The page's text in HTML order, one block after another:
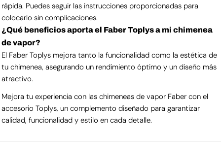
rápida. Puedes seguir las instrucciones proporcionadas para
colocarlo sin complicaciones.
¿Qué beneficios aporta el Faber Toplys a mi chimenea
de vapor?
El Faber Toplys mejora tanto la funcionalidad como la estética de
tu chimenea, asegurando un rendimiento óptimo y un diseño más
atractivo.
Mejora tu experiencia con las chimeneas de vapor Faber con el
accesorio Toplys, un complemento diseñado para garantizar
calidad, funcionalidad y estilo en cada detalle.